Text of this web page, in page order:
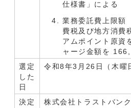
仕様書」による
業務委託費上限
費税及び地方消費
アムポイント原資
ャージ金額を
選定
した
日
令和8年3月26日（木曜
決定
株式会社トラストバン